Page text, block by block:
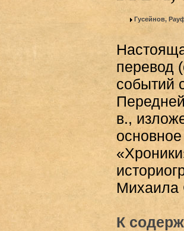
Гусейнов,
перевод
событий
в.,
Михаила
К